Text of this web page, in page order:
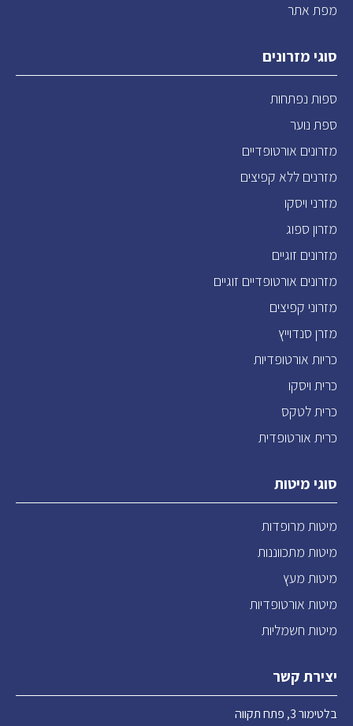
מפת אתר
סוגי מזרונים
ספות נפתחות
ספת נוער
מזרונים אורטופדיים
מזרנים ללא קפיצים
מזרני ויסקו
מזרון ספוג
מזרונים זוגיים
מזרונים אורטופדיים זוגיים
מזרוני קפיצים
מזרן סנדוייץ
כריות אורטופדיות
כרית ויסקו
כרית לטקס
כרית אורטופדית
סוגי מיטות
מיטות מרופדות
מיטות מתכווננות
מיטות מעץ
מיטות אורטופדיות
מיטות חשמליות
יצירת קשר
בלטימור 3, פתח תקווה